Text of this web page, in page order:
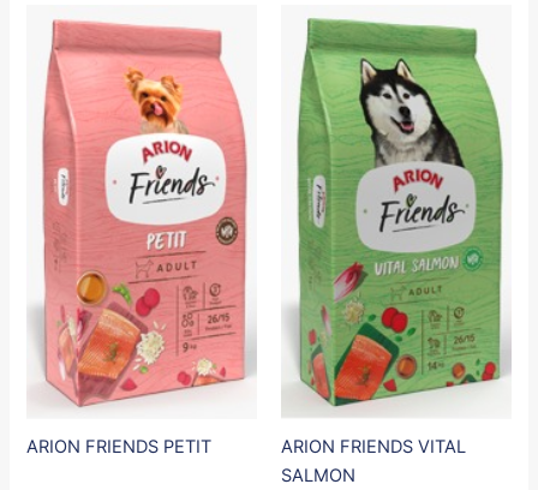
ARION FRIENDS PETIT
ARION FRIENDS VITAL
SALMON